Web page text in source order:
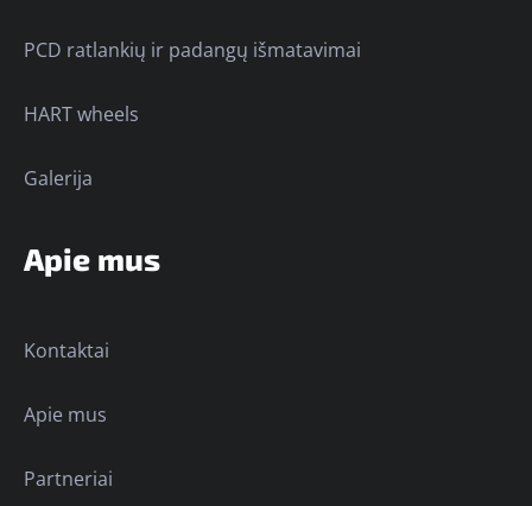
PCD ratlankių ir padangų išmatavimai
HART wheels
Galerija
Apie mus
Kontaktai
Apie mus
Partneriai